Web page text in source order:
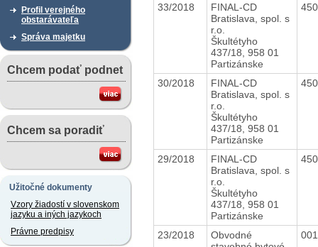
Profil verejného
obstarávateľa
Správa majetku
Chcem podať podnet
Chcem sa poradiť
Užitočné dokumenty
Vzory žiadostí v slovenskom
jazyku a iných jazykoch
Právne predpisy
33/2018
FINAL-CD
Bratislava, spol. s
r.o.
Škultétyho
437/18, 958 01
Partizánske
30/2018
FINAL-CD
Bratislava, spol. s
r.o.
Škultétyho
437/18, 958 01
Partizánske
29/2018
FINAL-CD
Bratislava, spol. s
r.o.
Škultétyho
437/18, 958 01
Partizánske
23/2018
Obvodné